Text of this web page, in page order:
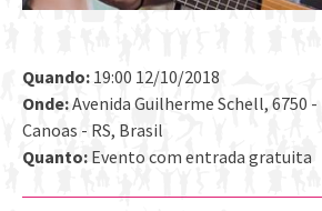
Quando: 19:00 12/10/2018
Onde:Avenida Guilherme Schell, 6750
Canoas - RS, Brasil
Quanto: Evento com entrada gratuita